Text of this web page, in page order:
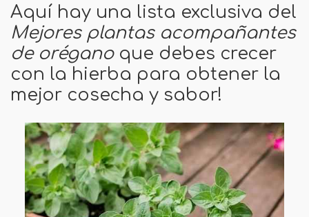
Aquí hay una lista exclusiva del
Mejores plantas acompañantes
de orégano que debes crecer
con la hierba para obtener la
mejor cosecha y sabor!